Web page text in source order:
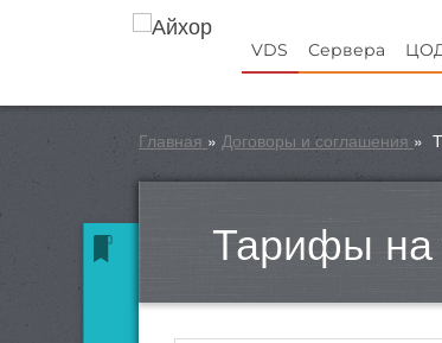
VDS Сервера
Главная » Договоры и соглашения »
Тарифы на